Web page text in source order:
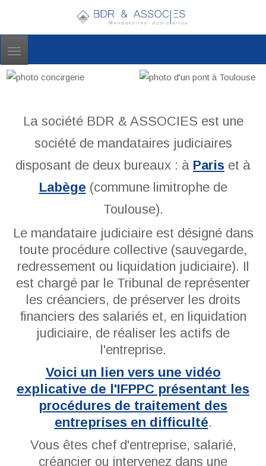
Toggle
navigation
La société BDR & ASSOCIES est une
société de mandataires judiciaires
disposant de deux bureaux : à Paris et à
Labège (commune limitrophe de
Toulouse).
Le mandataire judiciaire est désigné dans
toute procédure collective (sauvegarde,
redressement ou liquidation judiciaire). Il
est chargé par le Tribunal de représenter
les créanciers, de préserver les droits
financiers des salariés et, en liquidation
judiciaire, de réaliser les actifs de
l'entreprise.
Voici un lien vers une vidéo
explicative de l'IFPPC présentant les
procédures de traitement des
entreprises en difficulté.
Vous êtes chef d'entreprise, salarié,
créancier ou intervenez dans une